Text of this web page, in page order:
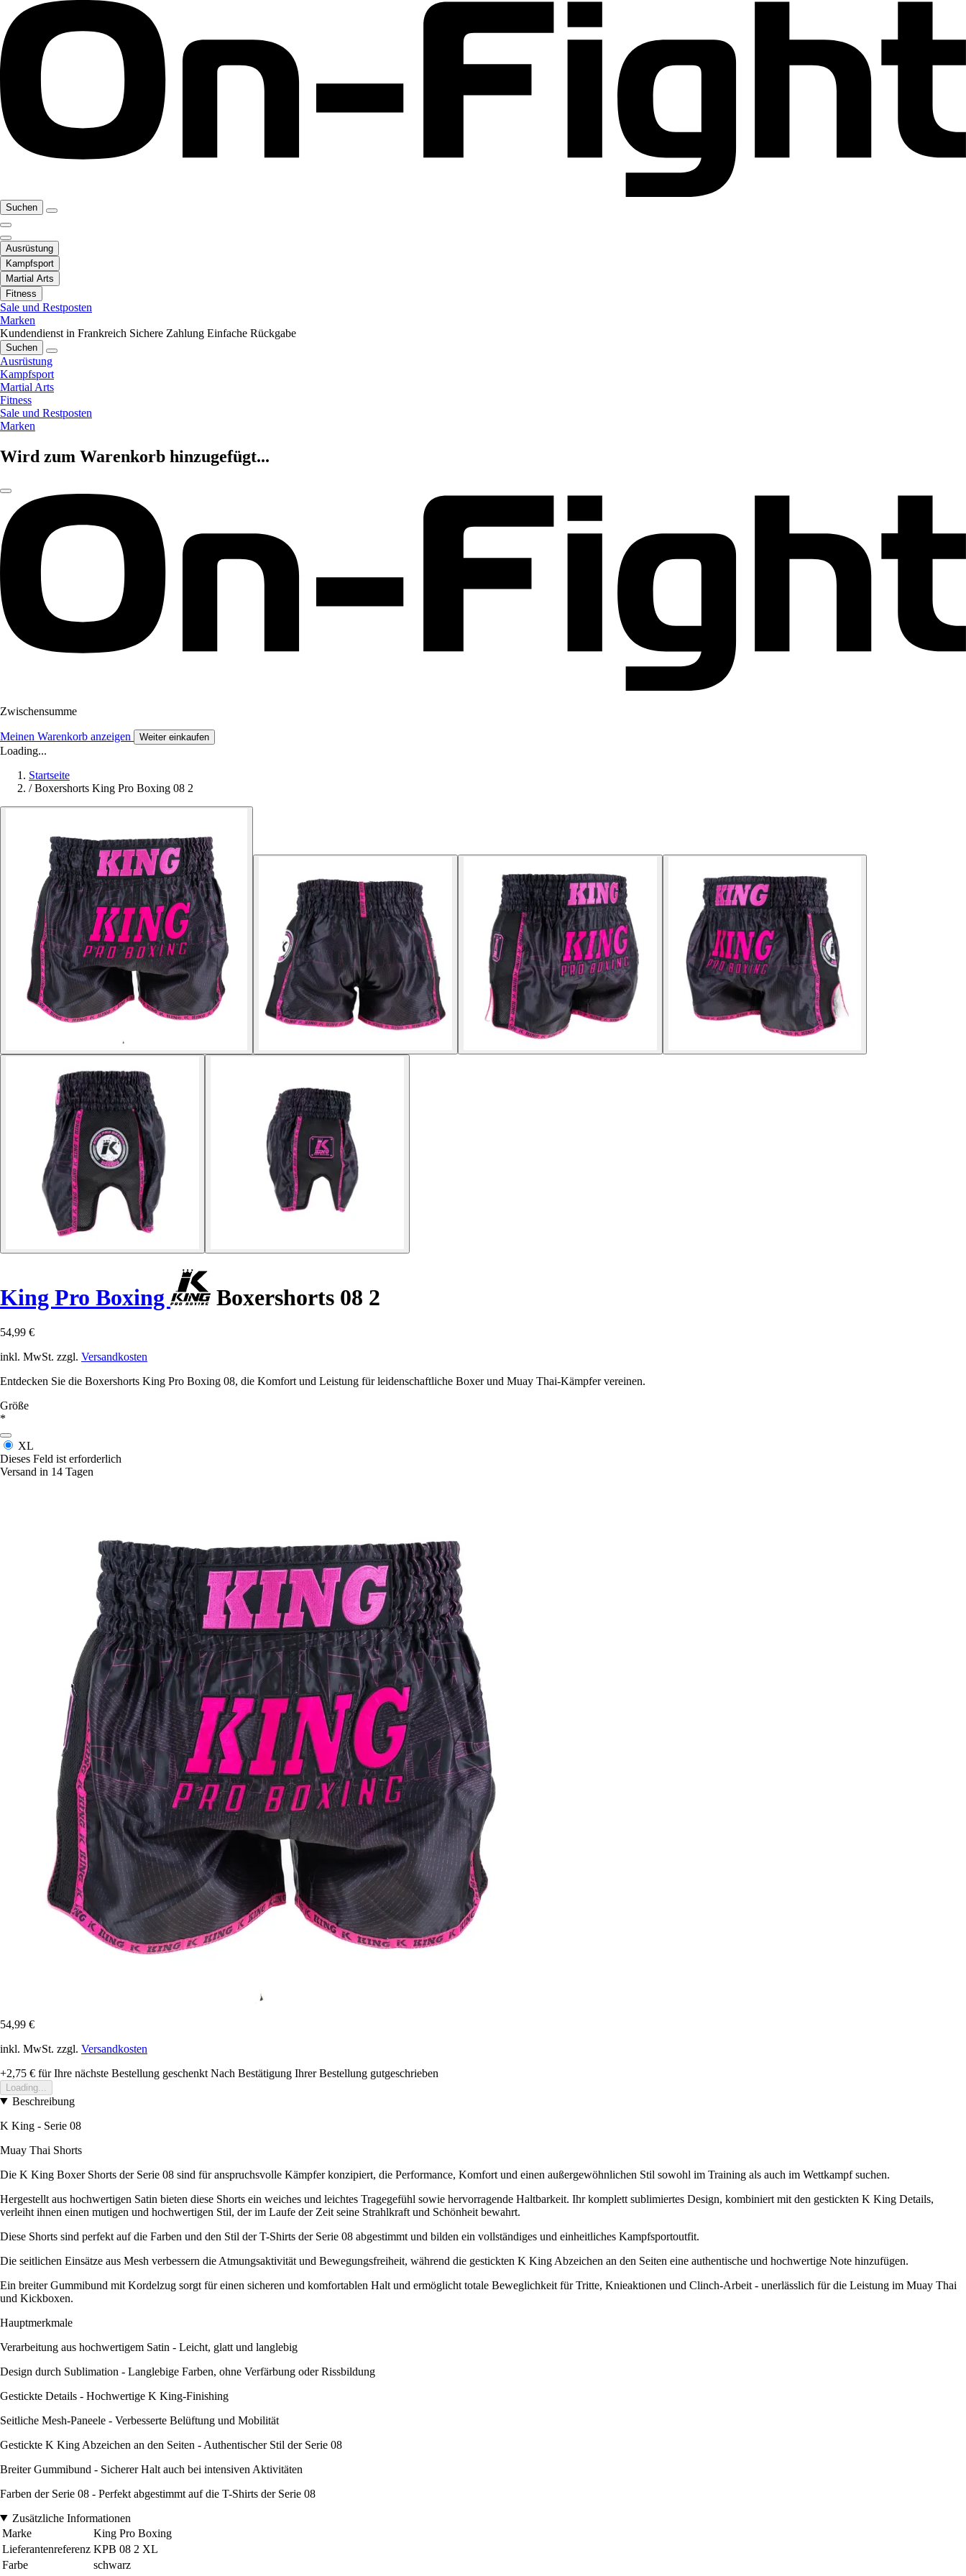
Suchen
Ausrüstung
Kampfsport
Martial Arts
Fitness
Sale und Restposten
Marken
Kundendienst in Frankreich Sichere Zahlung Einfache Rückgabe
Suchen
Ausrüstung
Kampfsport
Martial Arts
Fitness
Sale und Restposten
Marken
Wird zum Warenkorb hinzugefügt...
Zwischensumme
Meinen Warenkorb anzeigen Weiter einkaufen
Loading...
Startseite
/ Boxershorts King Pro Boxing 08 2
King Pro Boxing Boxershorts 08 2
54,99 €
inkl. MwSt. zzgl. Versandkosten
Entdecken Sie die Boxershorts King Pro Boxing 08, die Komfort und Leistung für leidenschaftliche Boxer und Muay Thai-Kämpfer vereinen.
Größe
*
XL
Dieses Feld ist erforderlich
Versand in 14 Tagen
54,99 €
inkl. MwSt. zzgl. Versandkosten
+2,75 € für Ihre nächste Bestellung geschenkt Nach Bestätigung Ihrer Bestellung gutgeschrieben
Loading...
Beschreibung
K King - Serie 08
Muay Thai Shorts
Die K King Boxer Shorts der Serie 08 sind für anspruchsvolle Kämpfer konzipiert, die Performance, Komfort und einen außergewöhnlichen Stil sowohl im Training als auch im Wettkampf suchen.
Hergestellt aus hochwertigen Satin bieten diese Shorts ein weiches und leichtes Tragegefühl sowie hervorragende Haltbarkeit. Ihr komplett sublimiertes Design, kombiniert mit den gestickten K King Details,
verleiht ihnen einen mutigen und hochwertigen Stil, der im Laufe der Zeit seine Strahlkraft und Schönheit bewahrt.
Diese Shorts sind perfekt auf die Farben und den Stil der T-Shirts der Serie 08 abgestimmt und bilden ein vollständiges und einheitliches Kampfsportoutfit.
Die seitlichen Einsätze aus Mesh verbessern die Atmungsaktivität und Bewegungsfreiheit, während die gestickten K King Abzeichen an den Seiten eine authentische und hochwertige Note hinzufügen.
Ein breiter Gummibund mit Kordelzug sorgt für einen sicheren und komfortablen Halt und ermöglicht totale Beweglichkeit für Tritte, Knieaktionen und Clinch-Arbeit - unerlässlich für die Leistung im Muay Thai
und Kickboxen.
Hauptmerkmale
Verarbeitung aus hochwertigem Satin - Leicht, glatt und langlebig
Design durch Sublimation - Langlebige Farben, ohne Verfärbung oder Rissbildung
Gestickte Details - Hochwertige K King-Finishing
Seitliche Mesh-Paneele - Verbesserte Belüftung und Mobilität
Gestickte K King Abzeichen an den Seiten - Authentischer Stil der Serie 08
Breiter Gummibund - Sicherer Halt auch bei intensiven Aktivitäten
Farben der Serie 08 - Perfekt abgestimmt auf die T-Shirts der Serie 08
Zusätzliche Informationen
Marke
King Pro Boxing
Lieferantenreferenz KPB 08 2 XL
Farbe
schwarz